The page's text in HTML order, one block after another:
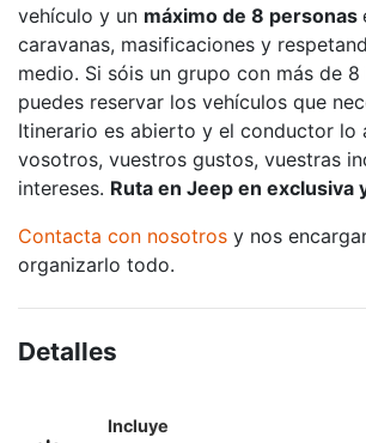
vehículo y un máximo de 8 personas
caravanas, masificaciones y
medio. Si sóis un grupo con más de 8
puedes reservar los vehículos que
Itinerario es abierto y el conductor lo
vosotros, vuestros gustos, vuestras
intereses. Ruta en Jeep en exclusiva
Contacta con nosotros y nos
organizarlo todo.
Detalles
Incluye